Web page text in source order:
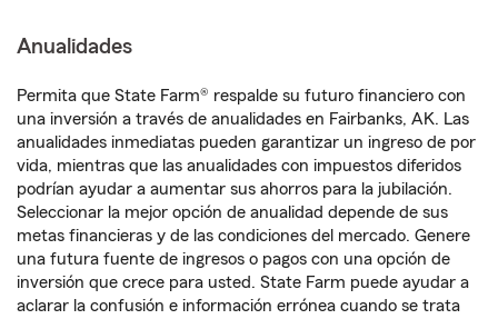
Anualidades
Permita que State Farm® respalde su futuro financiero con
una inversión a través de anualidades en Fairbanks, AK. Las
anualidades inmediatas pueden garantizar un ingreso de por
vida, mientras que las anualidades con impuestos diferidos
podrían ayudar a aumentar sus ahorros para la jubilación.
Seleccionar la mejor opción de anualidad depende de sus
metas financieras y de las condiciones del mercado. Genere
una futura fuente de ingresos o pagos con una opción de
inversión que crece para usted. State Farm puede ayudar a
aclarar la confusión e información errónea cuando se trata